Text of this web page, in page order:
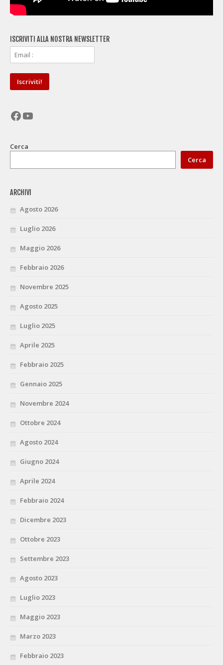
ISCRIVITI ALLA NOSTRA NEWSLETTER
Facebook
YouTube
Cerca
Cerca
ARCHIVI
Agosto 2026
Luglio 2026
Maggio 2026
Febbraio 2026
Novembre 2025
Agosto 2025
Luglio 2025
Aprile 2025
Febbraio 2025
Gennaio 2025
Novembre 2024
Ottobre 2024
Agosto 2024
Giugno 2024
Aprile 2024
Febbraio 2024
Dicembre 2023
Ottobre 2023
Settembre 2023
Agosto 2023
Luglio 2023
Maggio 2023
Marzo 2023
Febbraio 2023